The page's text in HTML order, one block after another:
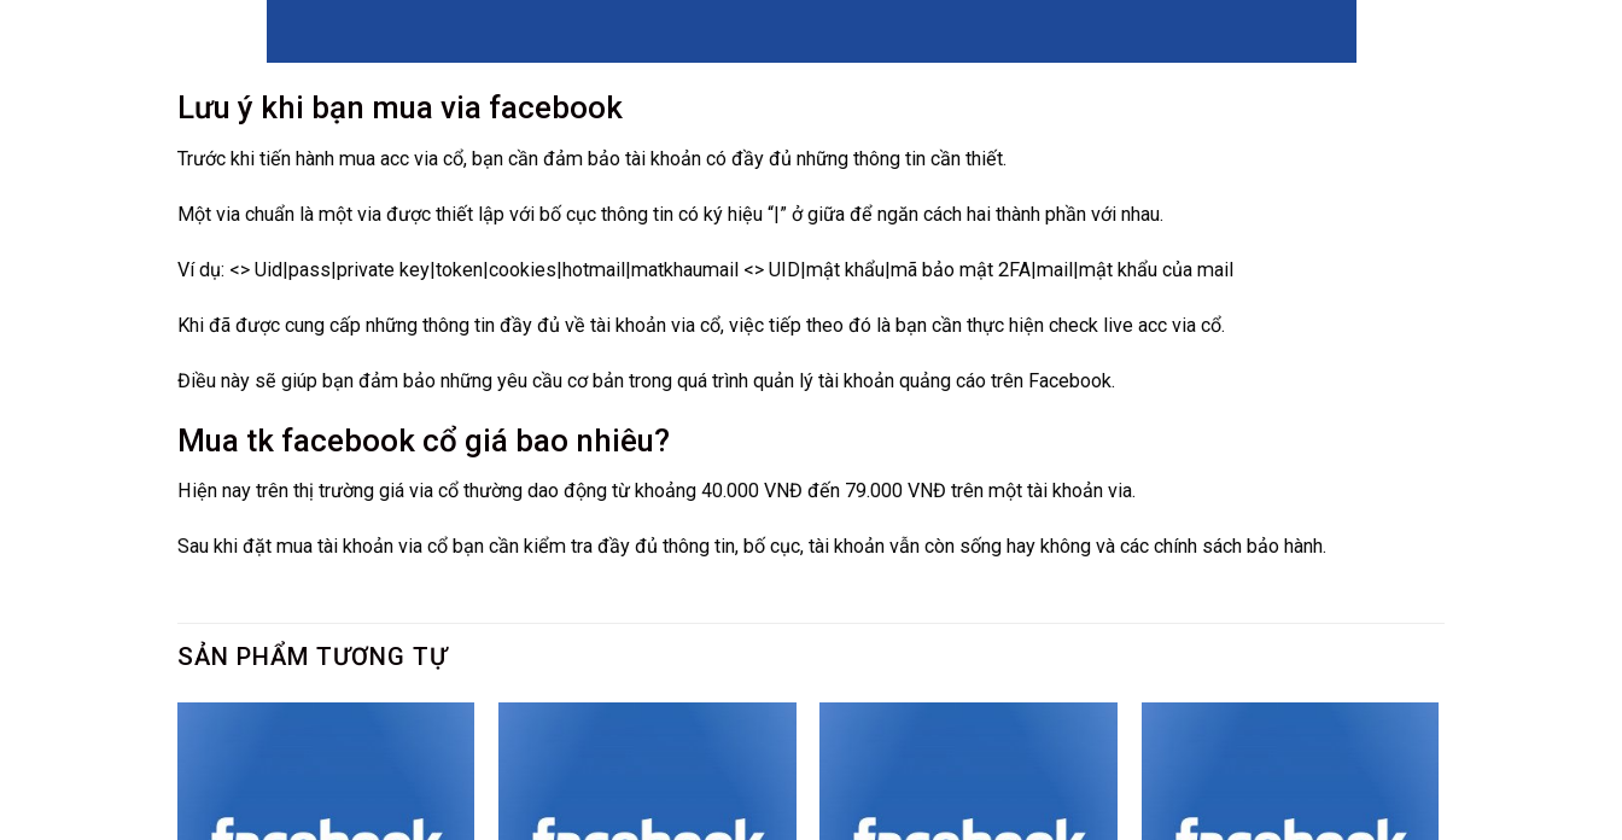
Lưu ý khi bạn mua via facebook
Trước khi tiến hành mua acc via cổ, bạn cần đảm bảo tài khoản có đầy đủ những thông tin cần thiết.
Một via chuẩn là một via được thiết lập với bố cục thông tin có ký hiệu “|” ở giữa để ngăn cách hai thành phần với nhau.
Ví dụ: <> Uid|pass|private key|token|cookies|hotmail|matkhaumail <> UID|mật khẩu|mã bảo mật 2FA|mail|mật khẩu của mail
Khi đã được cung cấp những thông tin đầy đủ về tài khoản via cổ, việc tiếp theo đó là bạn cần thực hiện check live acc via cổ.
Điều này sẽ giúp bạn đảm bảo những yêu cầu cơ bản trong quá trình quản lý tài khoản quảng cáo trên Facebook.
Mua tk facebook cổ giá bao nhiêu?
Hiện nay trên thị trường giá via cổ thường dao động từ khoảng 40.000 VNĐ đến 79.000 VNĐ trên một tài khoản via.
Sau khi đặt mua tài khoản via cổ bạn cần kiểm tra đầy đủ thông tin, bố cục, tài khoản vẫn còn sống hay không và các chính sách bảo hành.
SẢN PHẨM TƯƠNG TỰ